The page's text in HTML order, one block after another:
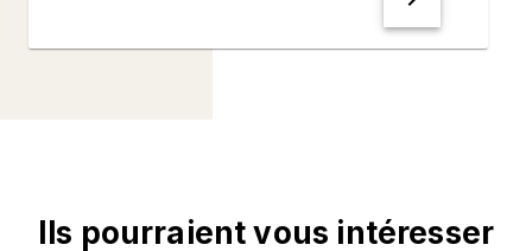
Ils pourraient vous intéresser